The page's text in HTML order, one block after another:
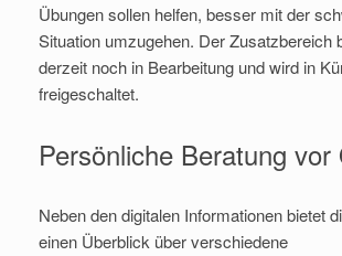
Übungen sollen helfen, besser mit der
Situation umzugehen. Der Zusatzbereich
derzeit noch in Bearbeitung und wird in
freigeschaltet.
Persönliche Beratung
Neben den digitalen Informationen bietet
einen Überblick über verschiedene